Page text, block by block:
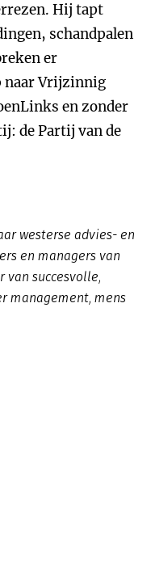
Hij tapt
schandpalen
er
naar Vrijzinnig
en zonder
de Partij van de
westerse advies- en
en managers van
van succesvolle,
management, mens